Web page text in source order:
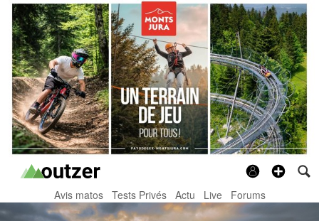
Avis matos Tests Privés Actu Live Forums